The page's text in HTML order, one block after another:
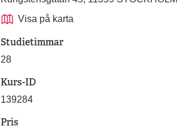
Visa på karta
Studietimmar
28
Kurs-ID
139284
Pris